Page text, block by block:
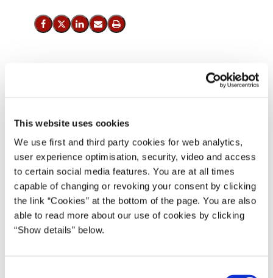
This website uses cookies
We use first and third party cookies for web analytics,
user experience optimisation, security, video and access
to certain social media features. You are at all times
capable of changing or revoking your consent by clicking
the link “Cookies” at the bottom of the page. You are also
able to read more about our use of cookies by clicking
“Show details” below.
Del på Facebook
Del på X (Twitter)
Del på LinkedIn
Send email
Print
allierede. Vi skal fastholde det tætte samarbejde mellem USA og
har bestået gennem generationer.
Jeg ser særligt frem til at styrke forsvarssamarbejdet mellem USA
og Danmark sammen med den tiltrædende præsident Trump.
Samtidig er der behov for et fortsat tæt globalt samarbejde i en
verden, hvor Rusland opfører sig stadig mere aggressivt med øget
støtte fra Iran og Nordkorea. Det gælder særligt i Ukraine, hvor